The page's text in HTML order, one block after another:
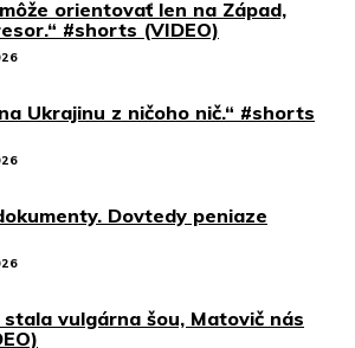
orientovať len na Západ,
#shorts (VIDEO)
Ukrajinu z ničoho nič.“ #shorts
Dovtedy peniaze
vulgárna šou, Matovič nás